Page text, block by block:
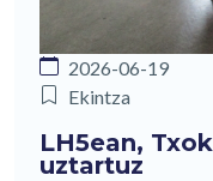
2026-06-19
Ekintza
LH5ean,
uztartuz